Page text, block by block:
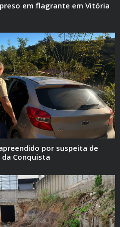
em flagrante em Vitória
por suspeita de
Conquista